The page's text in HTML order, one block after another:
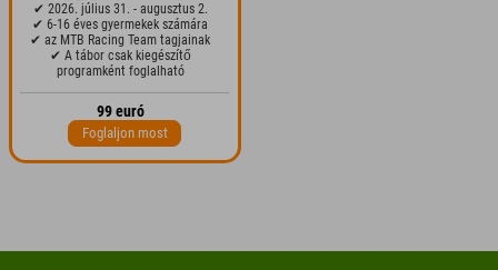
✔ 2026. július 31. - augusztus 2.
✔ 6-16 éves gyermekek számára
✔ az MTB Racing Team tagjainak
✔ A tábor csak kiegészítő
programként foglalható
99 euró
Foglaljon most